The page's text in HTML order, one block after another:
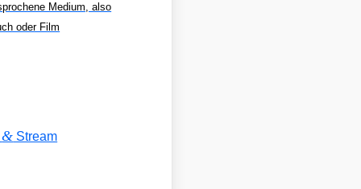
Medium, also
oder Film
& Stream